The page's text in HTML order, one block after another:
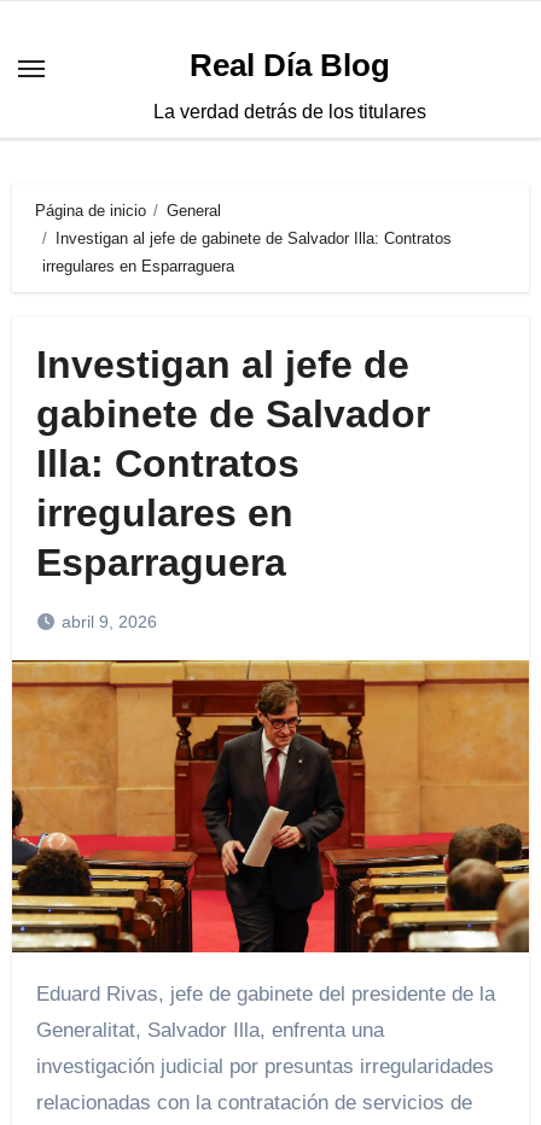
contenido
Real Día Blog
La verdad detrás de los titulares
Página de inicio
General
Investigan al jefe de gabinete de Salvador Illa: Contratos
irregulares en Esparraguera
Investigan al jefe de
gabinete de Salvador
Illa: Contratos
irregulares en
Esparraguera
abril 9, 2026
Eduard Rivas, jefe de gabinete del presidente de la
Generalitat, Salvador Illa, enfrenta una
investigación judicial por presuntas irregularidades
relacionadas con la contratación de servicios de